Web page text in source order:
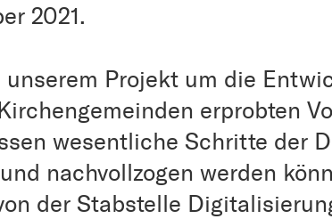
2021.
unserem Projekt um die
erprobten
wesentliche Schritte der
nachvollzogen werden
der Stabstelle